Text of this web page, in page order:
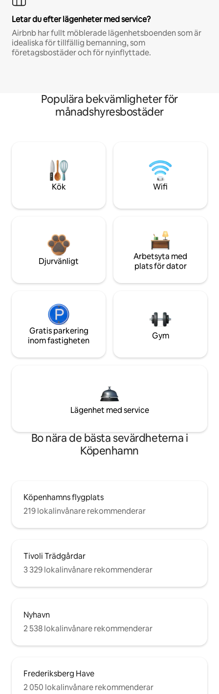
Letar du efter lägenheter med service?
Airbnb har fullt möblerade lägenhetsboenden som är
idealiska för tillfällig bemanning, som
företagsbostäder och för nyinflyttade.
Populära bekvämligheter för
månadshyresbostäder
Kök Wifi
Djurvänligt
Arbetsyta med
plats för dator
Gratis parkering
inom fastigheten
Gym
Lägenhet med service
Bo nära de bästa sevärdheterna i
Köpenhamn
Köpenhamns flygplats
219 lokalinvånare rekommenderar
Tivoli Trädgårdar
3 329 lokalinvånare rekommenderar
Nyhavn
2 538 lokalinvånare rekommenderar
Frederiksberg Have
2 050 lokalinvånare rekommenderar